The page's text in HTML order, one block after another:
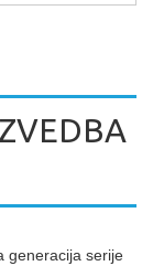
generacija serije